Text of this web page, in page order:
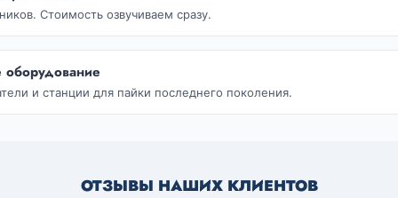
Стоимость озвучиваем сразу.
и станции для пайки последнего поколения.
ОТЗЫВЫ НАШИХ КЛИЕНТОВ